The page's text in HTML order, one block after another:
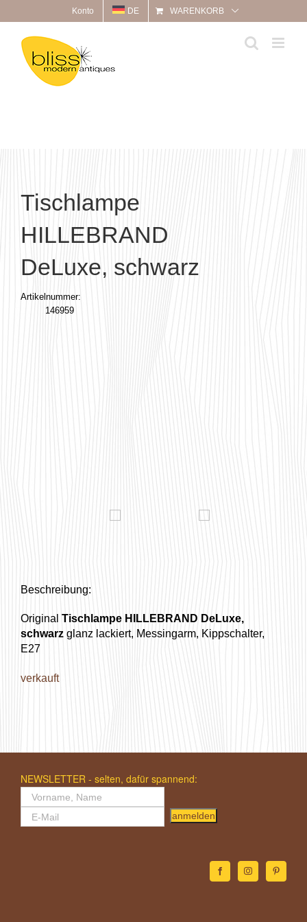
Inhalt
springen
Konto DE WARENKORB
Tischlampe
HILLEBRAND
DeLuxe, schwarz
Artikelnummer:
146959
Beschreibung:
Original Tischlampe HILLEBRAND DeLuxe,
schwarz glanz lackiert, Messingarm, Kippschalter,
E27
verkauft
NEWSLETTER - selten, dafür spannend:
anmelden